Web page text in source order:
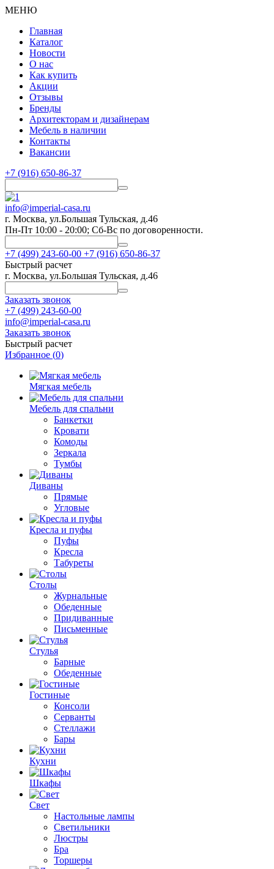
МЕНЮ
Главная
Каталог
Новости
О нас
Как купить
Акции
Отзывы
Бренды
Архитекторам и дизайнерам
Мебель в наличии
Контакты
Вакансии
+7 (916) 650-86-37
info@imperial-casa.ru
г. Москва, ул.Большая Тульская, д.46
Пн-Пт 10:00 - 20:00; Сб-Вс по договоренности.
+7 (499) 243-60-00 +7 (916) 650-86-37
Быстрый расчет
г. Москва, ул.Большая Тульская, д.46
Заказать звонок
+7 (499) 243-60-00
info@imperial-casa.ru
Заказать звонок
Быстрый расчет
Избранное (0)
Мягкая мебель
Мебель для спальни
Банкетки
Кровати
Комоды
Зеркала
Тумбы
Диваны
Прямые
Угловые
Кресла и пуфы
Пуфы
Кресла
Табуреты
Столы
Журнальные
Обеденные
Придиванные
Письменные
Стулья
Барные
Обеденные
Гостиные
Консоли
Серванты
Стеллажи
Бары
Кухни
Шкафы
Свет
Настольные лампы
Светильники
Люстры
Бра
Торшеры